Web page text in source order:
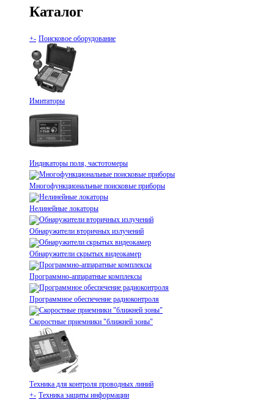
Каталог
+- Поисковое оборудование
Имитаторы
Индикаторы поля, частотомеры
Многофункциональные поисковые приборы
Нелинейные локаторы
Обнаружители вторичных излучений
Обнаружители скрытых видеокамер
Программно-аппаратные комплексы
Программное обеспечение радиоконтроля
Скоростные приемники "ближней зоны"
Техника для контроля проводных линий
+- Техника защиты информации